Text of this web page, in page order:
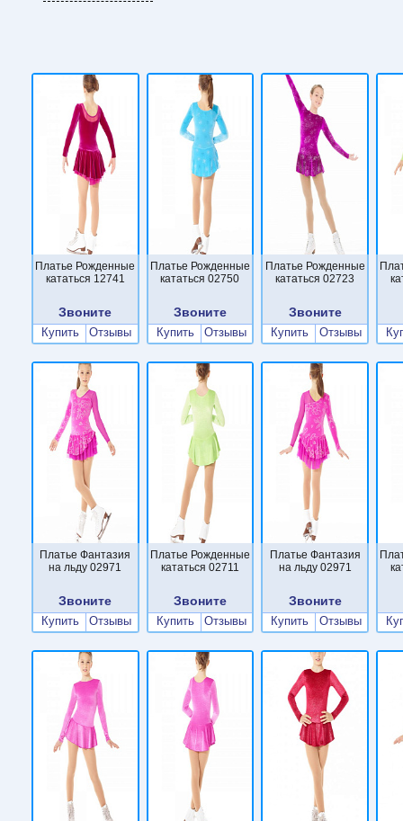
Платье Рожденные
кататься 12741
Звоните
Купить Отзывы
Платье Рожденные
кататься 02750
Звоните
Купить Отзывы
Платье Рожденные
кататься 02723
Звоните
Купить Отзывы
Платье Фантазия
на льду 02971
Звоните
Купить Отзывы
Платье Рожденные
кататься 02711
Звоните
Купить Отзывы
Платье Фантазия
на льду 02971
Звоните
Купить Отзывы